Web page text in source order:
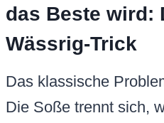
das Beste wird:
Wässrig-Trick
Das klassische
Die Soße trennt sich,